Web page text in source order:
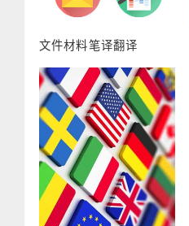
文件材料笔译翻译